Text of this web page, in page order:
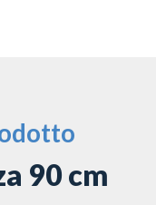
90 cm